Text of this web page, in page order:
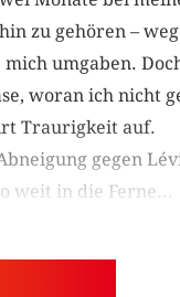
zu gehören –
umgaben.
woran ich nicht
Traurigkeit auf.
gegen
weit in die Ferne...